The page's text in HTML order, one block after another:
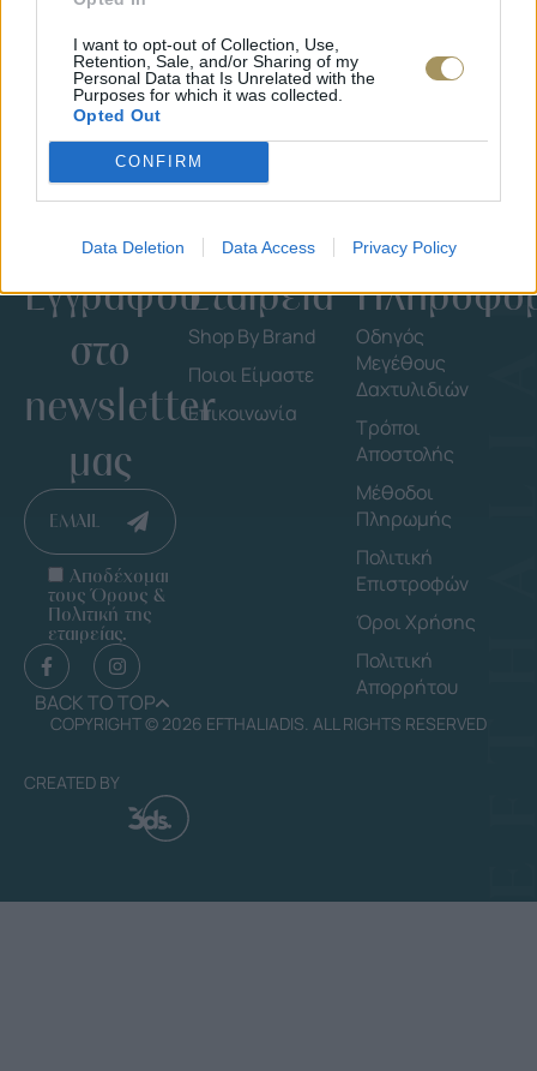
I want to opt-out of Collection, Use,
Retention, Sale, and/or Sharing of my
Personal Data that Is Unrelated with the
Purposes for which it was collected.
Opted Out
CONFIRM
Data Deletion Data Access Privacy Policy
ΔΙΑΜΆΝΤΙ 0.35CT
€ 1.737
Εγγράψου
στο
newsletter
μας
EMAIL
Αποδέχομαι
τους Όρους &
Πολιτική της
εταιρείας.
BACK TO TOP
Εταιρεία
Shop By Brand
Ποιοι Είμαστε
Επικοινωνία
Οδηγός
Μεγέθους
Δαχτυλιδιών
Τρόποι
Αποστολής
Μέθοδοι
Πληρωμής
Πολιτική
Επιστροφών
Όροι Χρήσης
Πολιτική
Απορρήτου
COPYRIGHT © 2026 EFTHALIADIS. ALL RIGHTS RESERVED
CREATED BY